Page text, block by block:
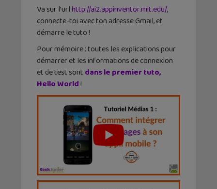
Va sur l’urlhttp://ai2.appinventor.mit.edu/,
connecte-toi avec ton adresse Gmail, et
démarre le tuto !
Pour mémoire : toutes les explications pour
démarrer et les informations de connexion
et de test sont dans le premier tuto,
Hello World!